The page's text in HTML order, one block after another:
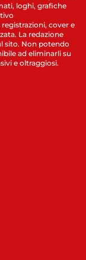
loghi, grafiche
cover e
La redazione
sito. Non potendo
ad eliminarli su
e oltraggiosi.